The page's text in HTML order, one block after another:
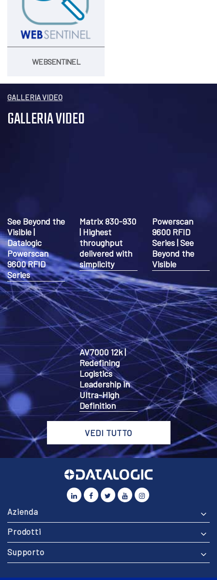
WEBSENTINEL
GALLERIA VIDEO
GALLERIA VIDEO
See Beyond the
Visible |
Datalogic
Powerscan
9600 RFID
Series
Matrix 830-930
| Highest
throughput
delivered with
simplicity
Powerscan
9600 RFID
Series | See
Beyond the
Visible
AV7000 12k |
Redefining
Logistics
Leadership in
Ultra-High
Definition
VEDI TUTTO
Azienda
Prodotti
Supporto